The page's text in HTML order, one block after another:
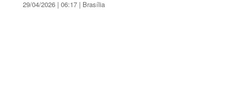
29/04/2026 | 06:17 | Brasília